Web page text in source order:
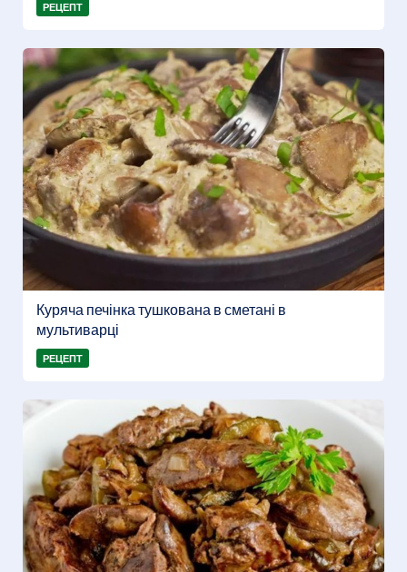
РЕЦЕПТ
Куряча печінка тушкована в сметані в
мультиварці
РЕЦЕПТ